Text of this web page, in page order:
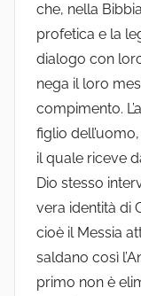
che, nella
profetica e la
dialogo con
nega il loro
compimento.
figlio
il quale riceve
Dio stesso
vera identità di
cioè il Messia
saldano così
primo non è